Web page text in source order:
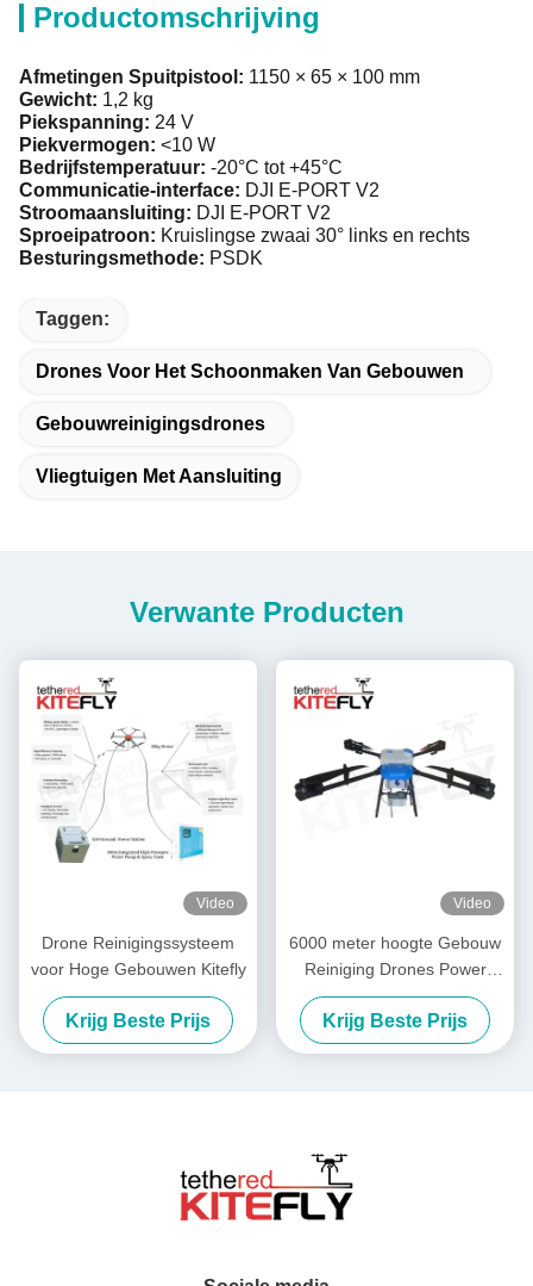
Productomschrijving
Afmetingen Spuitpistool: 1150 × 65 × 100 mm
Gewicht: 1,2 kg
Piekspanning: 24 V
Piekvermogen: <10 W
Bedrijfstemperatuur: -20°C tot +45°C
Communicatie-interface: DJI E-PORT V2
Stroomaansluiting: DJI E-PORT V2
Sproeipatroon: Kruislingse zwaai 30° links en rechts
Besturingsmethode: PSDK
Taggen:
Drones Voor Het Schoonmaken Van Gebouwen
Gebouwreinigingsdrones
Vliegtuigen Met Aansluiting
Verwante Producten
Video
Drone Reinigingssysteem
voor Hoge Gebouwen Kitefly
Krijg Beste Prijs
Video
6000 meter hoogte Gebouw
Reiniging Drones Power
Wassen Drone SF-90X-150
Kitefly
Krijg Beste Prijs